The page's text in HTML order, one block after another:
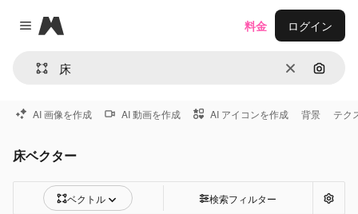
Close menu
Magnific
消去 画像で
料金 ログイン
AI 画像を作成 AI 動画を作成 AI アイコンを作成 背景 テク
床ベクター
ベクトル 検索フィルター